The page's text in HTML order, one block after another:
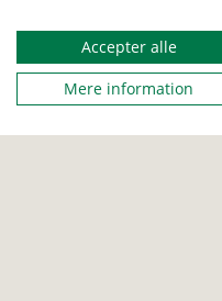
Accepter alle
Mere information